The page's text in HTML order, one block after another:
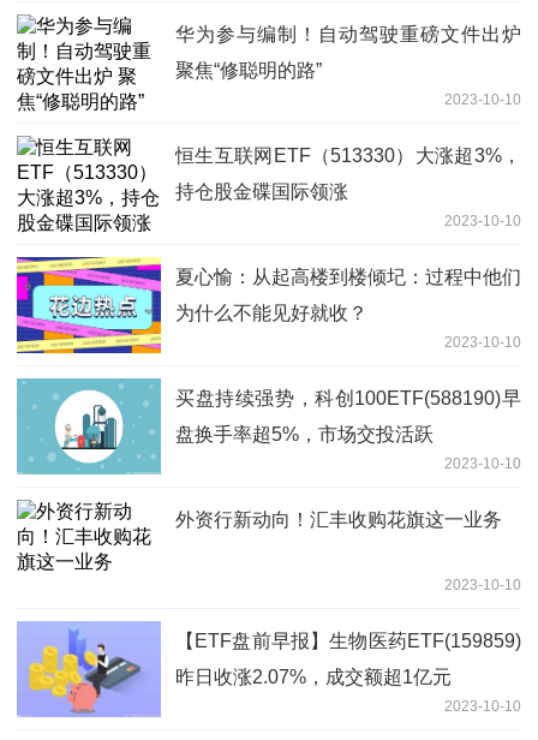
华为参与编制！自动驾驶重磅文件出炉
聚焦“修聪明的路”
2023-10-10
恒生互联网ETF（513330）大涨超3%，
持仓股金碟国际领涨
2023-10-10
夏心愉：从起高楼到楼倾圮：过程中他们
为什么不能见好就收？
2023-10-10
买盘持续强势，科创100ETF(588190)早
盘换手率超5%，市场交投活跃
2023-10-10
外资行新动向！汇丰收购花旗这一业务
2023-10-10
【ETF盘前早报】生物医药ETF(159859)
昨日收涨2.07%，成交额超1亿元
2023-10-10